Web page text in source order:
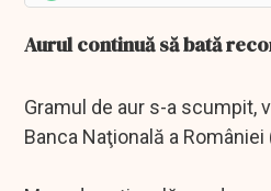
Aurul continuă să bată
Gramul de aur s-a scumpit,
Banca Naţională a